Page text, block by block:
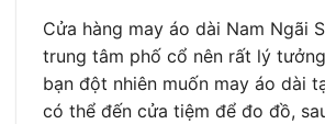
Cửa hàng may áo dài Nam Ngãi
trung tâm phố cổ nên rất lý
bạn đột nhiên muốn may áo dài
có thể đến cửa tiệm để đo đồ,